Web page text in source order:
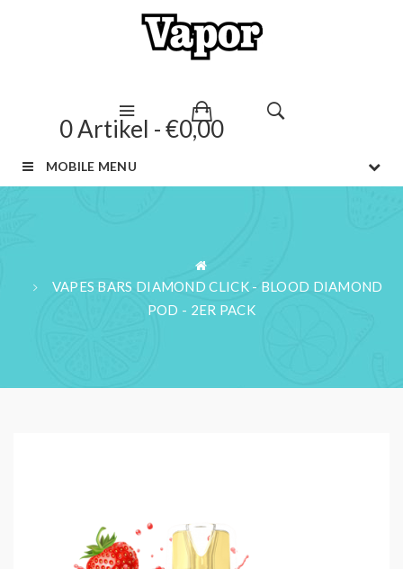
0 Artikel - €0,00
MOBILE MENU
VAPES BARS DIAMOND CLICK - BLOOD DIAMOND
POD - 2ER PACK